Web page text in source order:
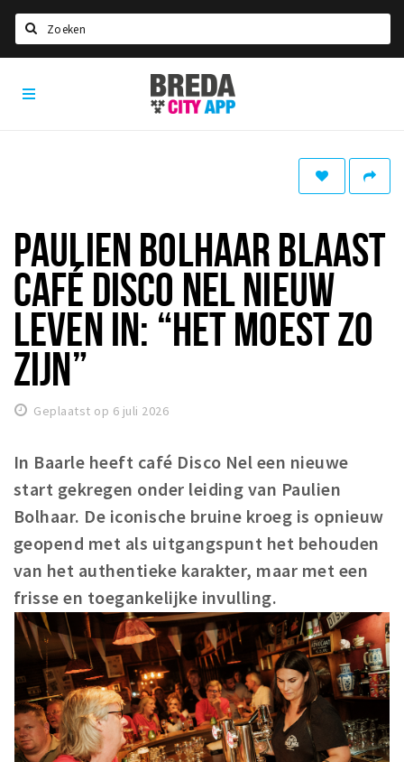
Home
Eten
Drinken
Slapen
Recreatief
Winkels
Parkeren
Bezienswaardigheden
Musea, theaters & podia
Uitjes & activiteiten
Toeristische routes
Natuurgebieden
Baroniepoorten
Sport
Privacy
Breda
City
App
PAULIEN BOLHAAR BLAAST
CAFÉ DISCO NEL NIEUW
LEVEN IN: “HET MOEST ZO
ZIJN”
Geplaatst op 6 juli 2026
In Baarle heeft café Disco Nel een nieuwe
start gekregen onder leiding van Paulien
Bolhaar. De iconische bruine kroeg is opnieuw
geopend met als uitgangspunt het behouden
van het authentieke karakter, maar met een
frisse en toegankelijke invulling.